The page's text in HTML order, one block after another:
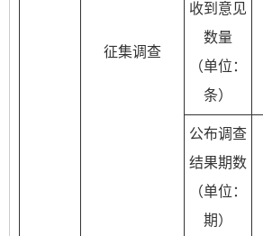
征集调查
收到意见
数量
（单位：
条）
公布调查
结果期数
（单位：
期）